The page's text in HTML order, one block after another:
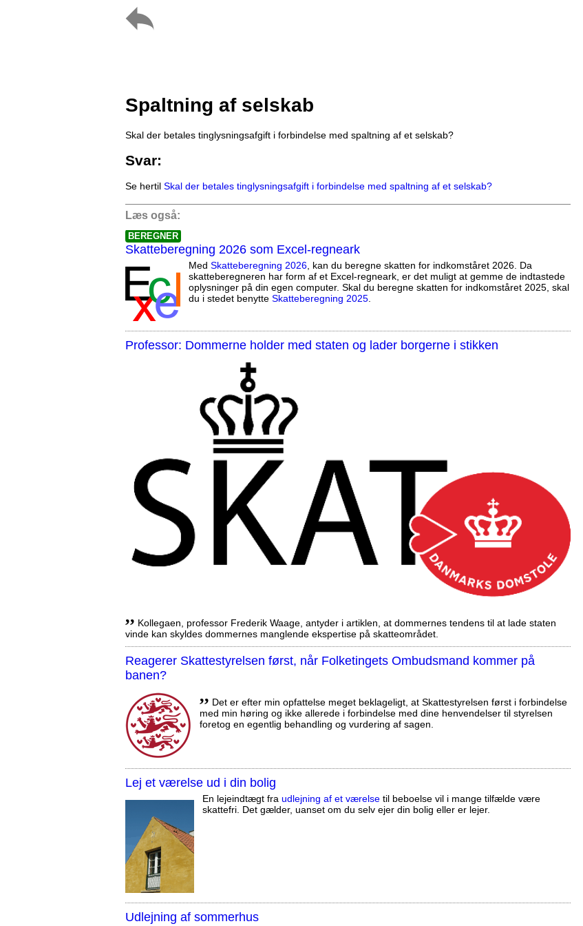
Spaltning af selskab
Skal der betales tinglysningsafgift i forbindelse med spaltning af et selskab?
Svar:
Se hertil Skal der betales tinglysningsafgift i forbindelse med spaltning af et selskab?
Læs også:
BEREGNER
Skatteberegning 2026 som Excel-regneark
Med Skatteberegning 2026, kan du beregne skatten for indkomståret 2026. Da
skatteberegneren har form af et Excel-regneark, er det muligt at gemme de indtastede
oplysninger på din egen computer. Skal du beregne skatten for indkomståret 2025, skal
du i stedet benytte Skatteberegning 2025.
Professor: Dommerne holder med staten og lader borgerne i stikken
,, Kollegaen, professor Frederik Waage, antyder i artiklen, at dommernes tendens til at lade staten
vinde kan skyldes dommernes manglende ekspertise på skatteområdet.
Reagerer Skattestyrelsen først, når Folketingets Ombudsmand kommer på
banen?
,, Det er efter min opfattelse meget beklageligt, at Skattestyrelsen først i forbindelse
med min høring og ikke allerede i forbindelse med dine henvendelser til styrelsen
foretog en egentlig behandling og vurdering af sagen.
Lej et værelse ud i din bolig
En lejeindtægt fra udlejning af et værelse til beboelse vil i mange tilfælde være
skattefri. Det gælder, uanset om du selv ejer din bolig eller er lejer.
Udlejning af sommerhus